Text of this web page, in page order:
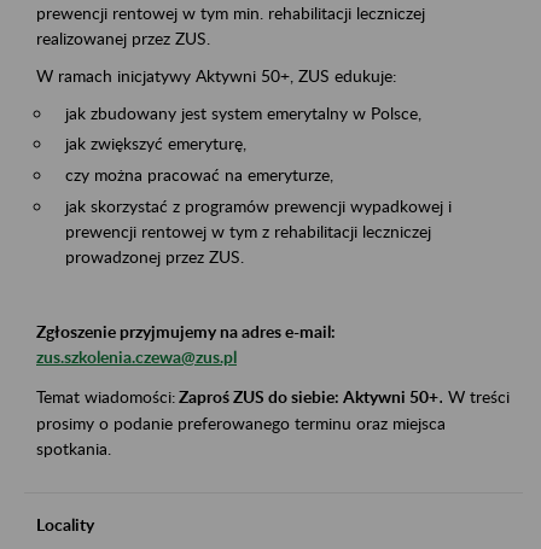
prewencji rentowej w tym min. rehabilitacji leczniczej
realizowanej przez ZUS.
W ramach inicjatywy Aktywni 50+, ZUS edukuje:
jak zbudowany jest system emerytalny w Polsce,
jak zwiększyć emeryturę,
czy można pracować na emeryturze,
jak skorzystać z programów prewencji wypadkowej i
prewencji rentowej w tym z rehabilitacji leczniczej
prowadzonej przez ZUS.
Zgłoszenie przyjmujemy na adres e-mail:
zus.szkolenia.czewa@zus.pl
Temat wiadomości:Zaproś ZUS do siebie: Aktywni 50+. W treści
prosimy o podanie preferowanego terminu oraz miejsca
spotkania.
Locality